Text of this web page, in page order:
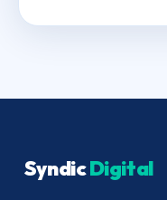
SyndicDigital